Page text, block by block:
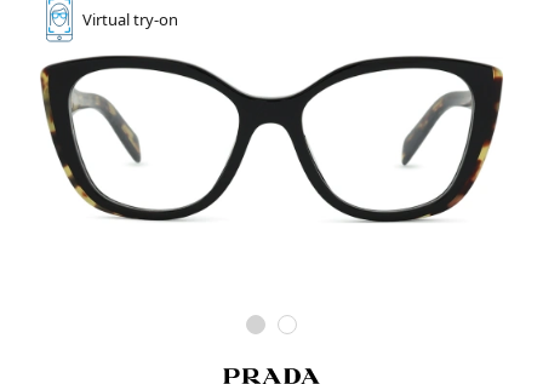
Virtualtry-on